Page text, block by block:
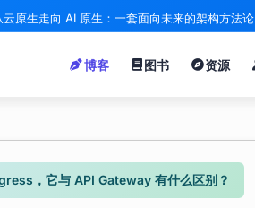
云原生走向 AI 原生：一套面向未来的架构方法论
博客 图书 资源
，它与 API Gateway 有什么区别？